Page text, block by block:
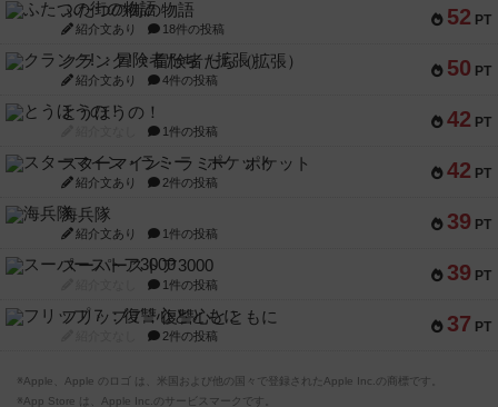
52 PT
ふたつの街の物語
紹介文あり 18件の投稿
50 PT
クランク! ：冒険者たち（拡張）
紹介文あり 4件の投稿
42 PT
とうほうの！
1件の投稿
42 PT
スターマイン・ラミー ポケット
紹介文あり 2件の投稿
39 PT
海兵隊
紹介文あり 1件の投稿
39 PT
スーパーストア3000
1件の投稿
37 PT
フリップ７：復讐心とともに
2件の投稿
※Apple、Apple のロゴ は、米国および他の国々で登録されたApple Inc.の商標です。
※App Store は、Apple Inc.のサービスマークです。